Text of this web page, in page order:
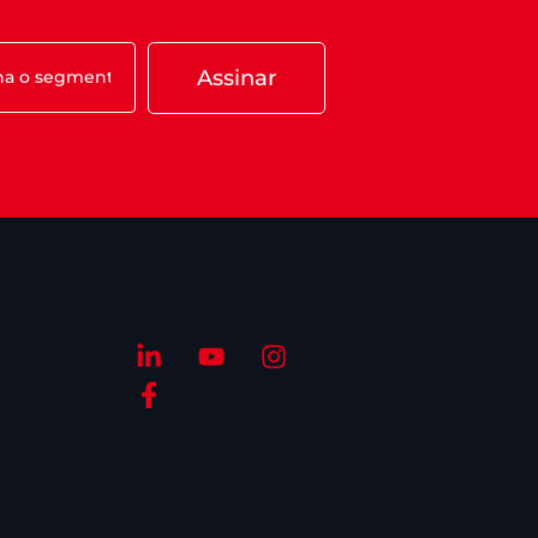
Assinar